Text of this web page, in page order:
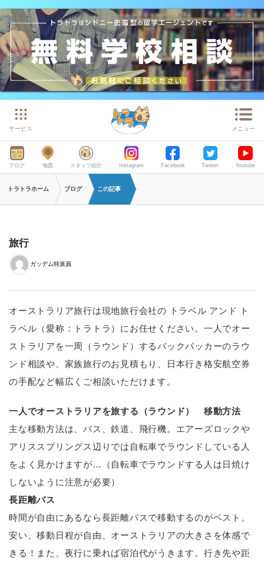
サービス メニュー
ブログ 地図 スタッフ紹介 Instagram Facebook Twitter Youtube
トラトラホーム ブログ この記事
旅行
ガッデム特派員
オーストラリア旅行は現地旅行会社の トラベル アンド ト
ラベル（愛称：トラトラ）にお任せください。一人でオー
ストラリアを一周（ラウンド）するバックパッカーのラウ
ンド相談や、家族旅行のお見積もり、日本行き格安航空券
の手配など幅広くご相談いただけます。
一人でオーストラリアを旅する（ラウンド） 移動方法
主な移動方法は、バス、鉄道、飛行機。エアーズロックや
アリススプリングス辺りでは自転車でラウンドしている人
をよく見かけますが…（自転車でラウンドする人は日焼け
しないように注意が必要）
長距離バス
時間が自由にあるなら長距離バスで移動するのがベスト。
安い、移動日程が自由、オーストラリアの大きさを体感で
きる！また、夜行に乗れば宿泊代がうきます。行き先や距